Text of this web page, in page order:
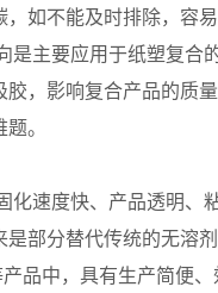
如不能及时排除，容
主要应用于纸塑复合
，影响复合产品的质
。
速度快、产品透明、
部分替代传统的无溶
品中，具有生产简便